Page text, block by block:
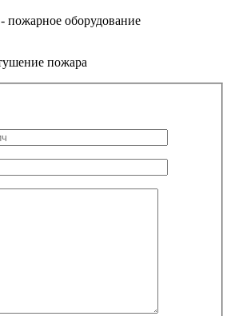
- пожарное оборудование